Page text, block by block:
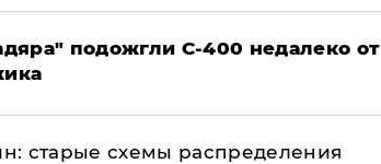
подожгли С-400 недалеко от
старые схемы распределения